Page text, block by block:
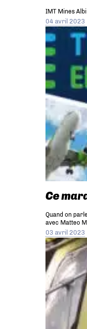
IMT Mines
04 avril 2023
Ce
Quand on
avec Matteo
03 avril 2023